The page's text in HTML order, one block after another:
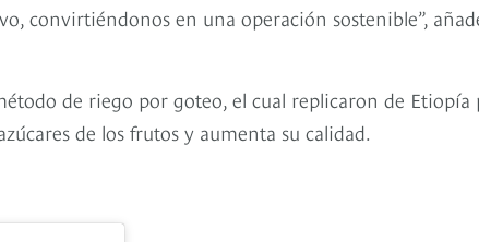
convirtiéndonos en una operación sostenible”,
de riego por goteo, el cual replicaron de Etiopía
de los frutos y aumenta su calidad.